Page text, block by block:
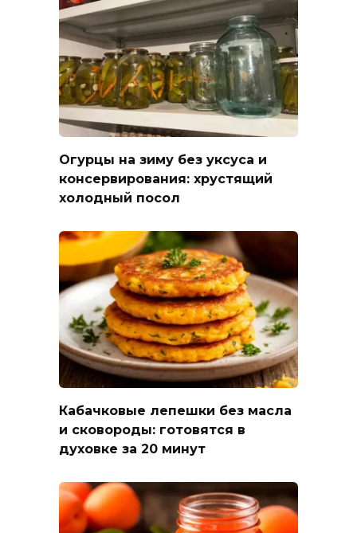
Огурцы на зиму без уксуса и
консервирования: хрустящий
холодный посол
Кабачковые лепешки без масла
и сковороды: готовятся в
духовке за 20 минут